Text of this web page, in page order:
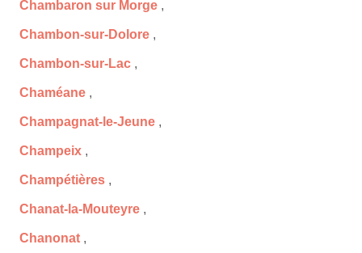
Chambaron sur Morge ,
Chambon-sur-Dolore ,
Chambon-sur-Lac ,
Chaméane ,
Champagnat-le-Jeune ,
Champeix ,
Champétières ,
Chanat-la-Mouteyre ,
Chanonat ,